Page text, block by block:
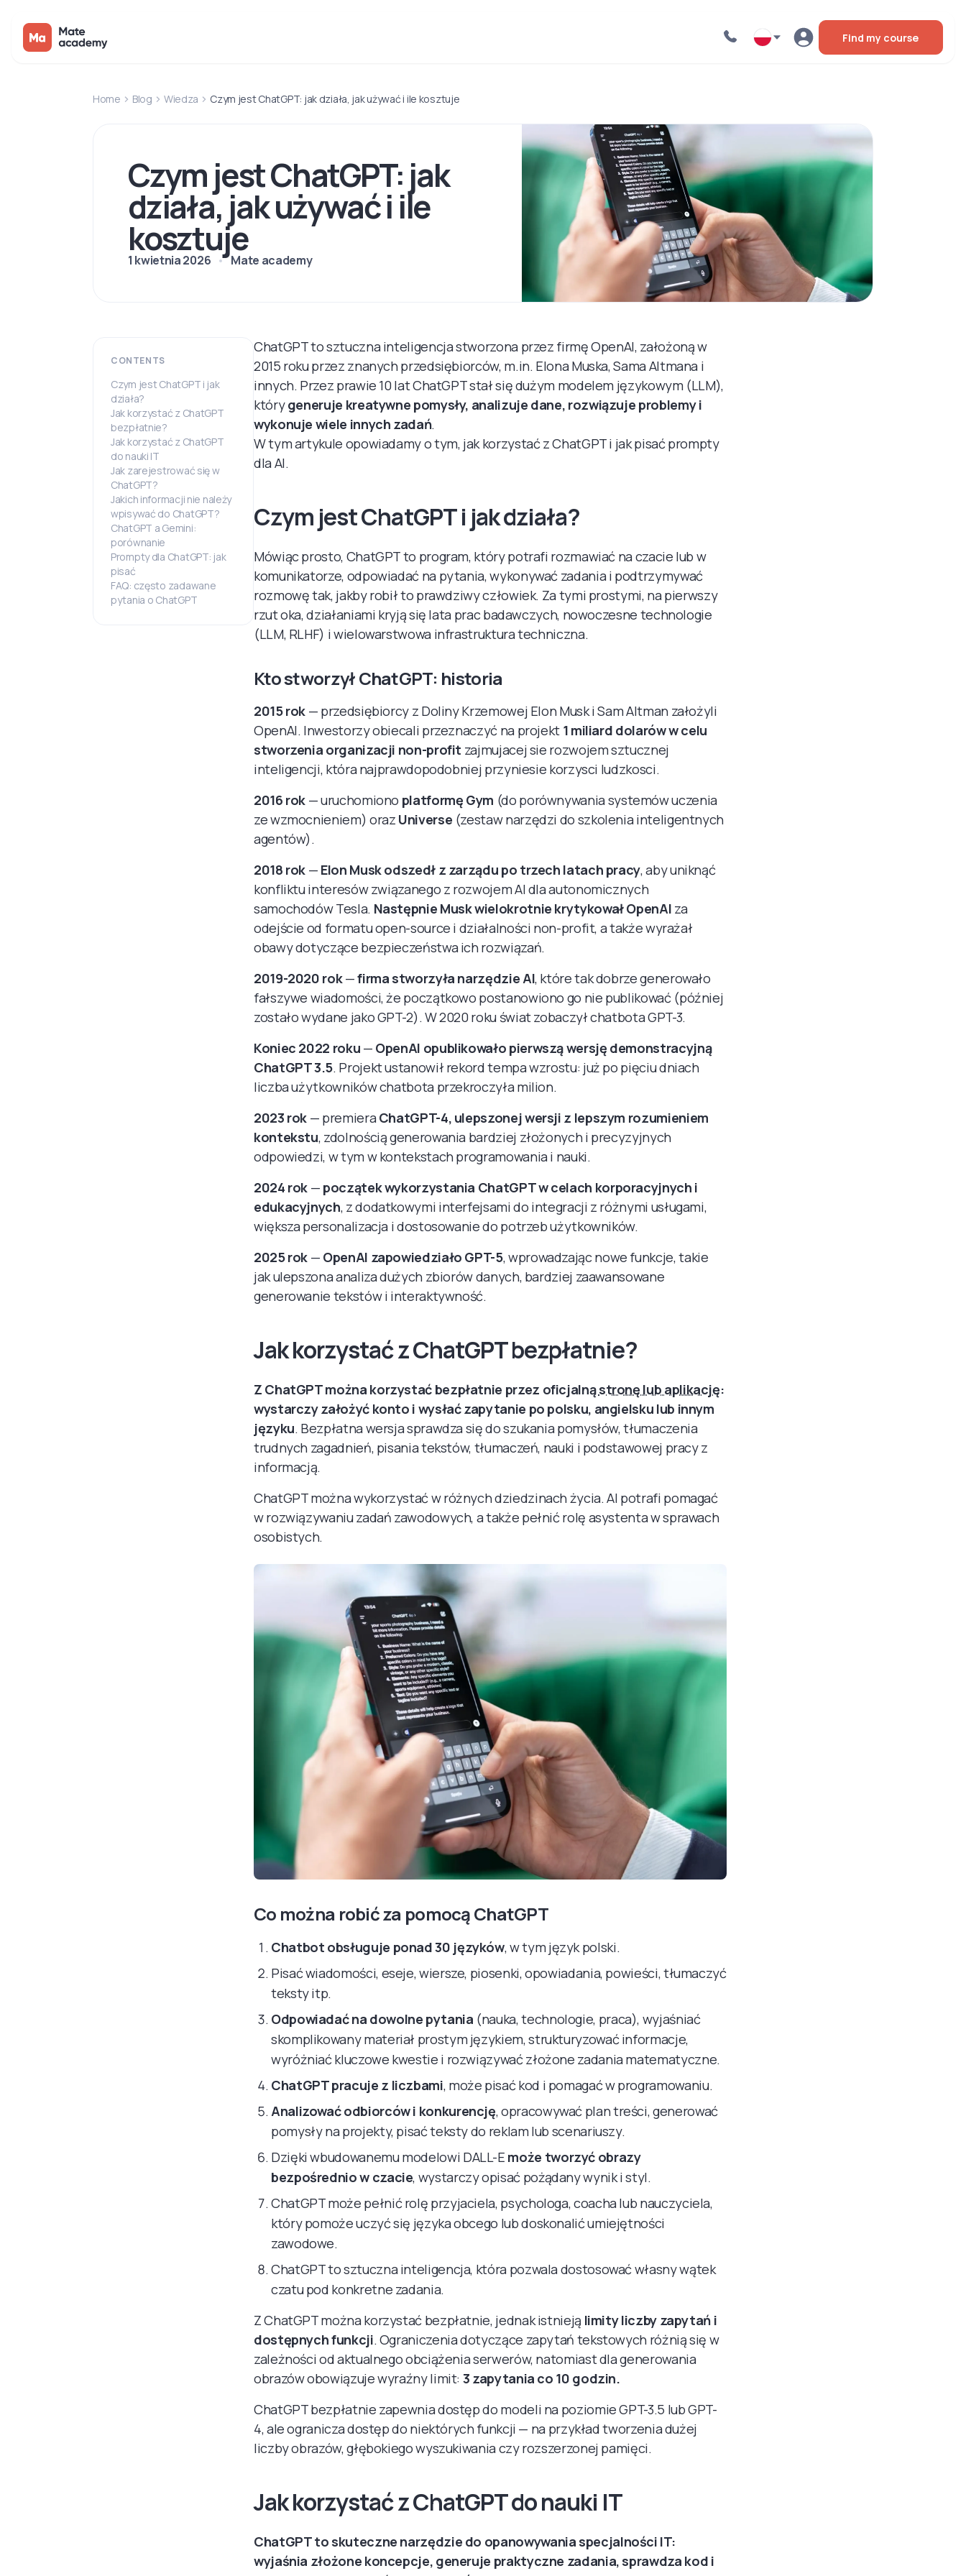
Find my course
Home Blog Wiedza Czym jest ChatGPT: jak działa, jak używać i ile kosztuje
Czym jest ChatGPT: jak
działa, jak używać i ile
kosztuje
1 kwietnia 2026 Mate academy
CONTENTS
Czym jest ChatGPT i jak
działa?
Jak korzystać z ChatGPT
bezpłatnie?
Jak korzystać z ChatGPT
do nauki IT
Jak zarejestrować się w
ChatGPT?
Jakich informacji nie należy
wpisywać do ChatGPT?
ChatGPT a Gemini:
porównanie
Prompty dla ChatGPT: jak
pisać
FAQ: często zadawane
pytania o ChatGPT
ChatGPT to sztuczna inteligencja stworzona przez firmę OpenAI, założoną w
2015 roku przez znanych przedsiębiorców, m.in. Elona Muska, Sama Altmana i
innych. Przez prawie 10 lat ChatGPT stał się dużym modelem językowym (LLM),
którygeneruje kreatywne pomysły, analizuje dane, rozwiązuje problemy i
wykonuje wiele innych zadań.
W tym artykule opowiadamy o tym, jak korzystać z ChatGPT i jak pisać prompty
dla AI.
Czym jest ChatGPT i jak działa?
Mówiąc prosto, ChatGPT to program, który potrafi rozmawiać na czacie lub w
komunikatorze, odpowiadać na pytania, wykonywać zadania i podtrzymywać
rozmowę tak, jakby robił to prawdziwy człowiek. Za tymi prostymi, na pierwszy
rzut oka, działaniami kryją się lata prac badawczych, nowoczesne technologie
(LLM, RLHF) i wielowarstwowa infrastruktura techniczna.
Kto stworzył ChatGPT: historia
2015 rok — przedsiębiorcy z Doliny Krzemowej Elon Musk i Sam Altman założyli
OpenAI. Inwestorzy obiecali przeznaczyć na projekt 1 miliard dolarów w celu
stworzenia organizacji non-profit zajmujacej sie rozwojem sztucznej
inteligencji, która najprawdopodobniej przyniesie korzysci ludzkosci.
2016 rok — uruchomiono platformę Gym (do porównywania systemów uczenia
ze wzmocnieniem) oraz Universe (zestaw narzędzi do szkolenia inteligentnych
agentów).
2018 rok — Elon Musk odszedł z zarządu po trzech latach pracy, aby uniknąć
konfliktu interesów związanego z rozwojem AI dla autonomicznych
samochodów Tesla. Następnie Musk wielokrotnie krytykował OpenAI za
odejście od formatu open-source i działalności non-profit, a także wyrażał
obawy dotyczące bezpieczeństwa ich rozwiązań.
2019-2020 rok—firma stworzyła narzędzie AI, które tak dobrze generowało
fałszywe wiadomości, że początkowo postanowiono go nie publikować (później
zostało wydane jako GPT-2). W 2020 roku świat zobaczył chatbota GPT-3.
Koniec 2022 roku — OpenAI opublikowało pierwszą wersję demonstracyjną
ChatGPT 3.5. Projekt ustanowił rekord tempa wzrostu: już po pięciu dniach
liczba użytkowników chatbota przekroczyła milion.
2023 rok — premieraChatGPT-4, ulepszonej wersji z lepszym rozumieniem
kontekstu, zdolnością generowania bardziej złożonych i precyzyjnych
odpowiedzi, w tym w kontekstach programowania i nauki.
2024 rok — początek wykorzystania ChatGPT w celach korporacyjnych i
edukacyjnych, z dodatkowymi interfejsami do integracji z różnymi usługami,
większa personalizacja i dostosowanie do potrzeb użytkowników.
2025 rok — OpenAI zapowiedziało GPT-5, wprowadzając nowe funkcje, takie
jak ulepszona analiza dużych zbiorów danych, bardziej zaawansowane
generowanie tekstów i interaktywność.
Jak korzystać z ChatGPT bezpłatnie?
Z ChatGPT można korzystać bezpłatnie przez oficjalnąstronę lub aplikację:
wystarczy założyć konto i wysłać zapytanie po polsku, angielsku lub innym
języku. Bezpłatna wersja sprawdza się do szukania pomysłów, tłumaczenia
trudnych zagadnień, pisania tekstów, tłumaczeń, nauki i podstawowej pracy z
informacją.
ChatGPT można wykorzystać w różnych dziedzinach życia. AI potrafi pomagać
w rozwiązywaniu zadań zawodowych, a także pełnić rolę asystenta w sprawach
osobistych.
Co można robić za pomocą ChatGPT
Chatbot obsługuje ponad 30 języków, w tym język polski.
Pisać wiadomości, eseje, wiersze, piosenki, opowiadania, powieści, tłumaczyć
teksty itp.
Odpowiadać na dowolne pytania (nauka, technologie, praca), wyjaśniać
skomplikowany materiał prostym językiem, strukturyzować informacje,
wyróżniać kluczowe kwestie i rozwiązywać złożone zadania matematyczne.
ChatGPT pracuje z liczbami, może pisać kod i pomagać w programowaniu.
Analizować odbiorców i konkurencję, opracowywać plan treści, generować
pomysły na projekty, pisać teksty do reklam lub scenariuszy.
Dzięki wbudowanemu modelowi DALL-E może tworzyć obrazy
bezpośrednio w czacie, wystarczy opisać pożądany wynik i styl.
ChatGPT może pełnić rolę przyjaciela, psychologa, coacha lub nauczyciela,
który pomoże uczyć się języka obcego lub doskonalić umiejętności
zawodowe.
ChatGPT to sztuczna inteligencja, która pozwala dostosować własny wątek
czatu pod konkretne zadania.
Z ChatGPT można korzystać bezpłatnie, jednak istnieją limity liczby zapytań i
dostępnych funkcji. Ograniczenia dotyczące zapytań tekstowych różnią się w
zależności od aktualnego obciążenia serwerów, natomiast dla generowania
obrazów obowiązuje wyraźny limit: 3 zapytania co 10 godzin.
ChatGPT bezpłatnie zapewnia dostęp do modeli na poziomie GPT-3.5 lub GPT-
4, ale ogranicza dostęp do niektórych funkcji — na przykład tworzenia dużej
liczby obrazów, głębokiego wyszukiwania czy rozszerzonej pamięci.
Jak korzystać z ChatGPT do nauki IT
ChatGPT to skuteczne narzędzie do opanowywania specjalności IT:
wyjaśnia złożone koncepcje, generuje praktyczne zadania, sprawdza kod i